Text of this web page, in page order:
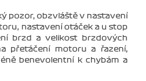
pozor, obzvláště v nastavení
nastavení otáček a u stop
brzd a velikost brzdových
přetáčení motoru a řazení,
benevolentní k chybám a